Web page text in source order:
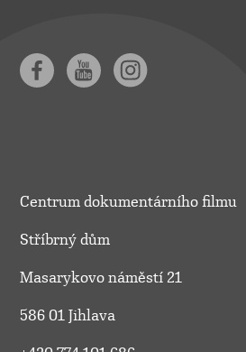
Centrum dokumentárního filmu
Stříbrný dům
Masarykovo náměstí 21
586 01 Jihlava